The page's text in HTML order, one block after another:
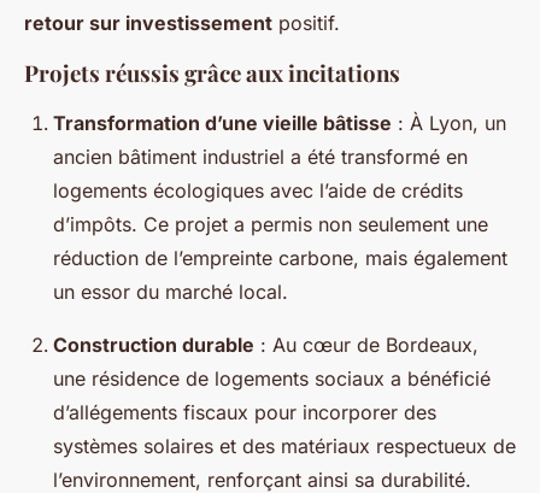
retour sur investissement positif.
Projets réussis grâce aux incitations
Transformation d’une vieille bâtisse : À Lyon, un
ancien bâtiment industriel a été transformé en
logements écologiques avec l’aide de crédits
d’impôts. Ce projet a permis non seulement une
réduction de l’empreinte carbone, mais également
un essor du marché local.
Construction durable : Au cœur de Bordeaux,
une résidence de logements sociaux a bénéficié
d’allégements fiscaux pour incorporer des
systèmes solaires et des matériaux respectueux de
l’environnement, renforçant ainsi sa durabilité.